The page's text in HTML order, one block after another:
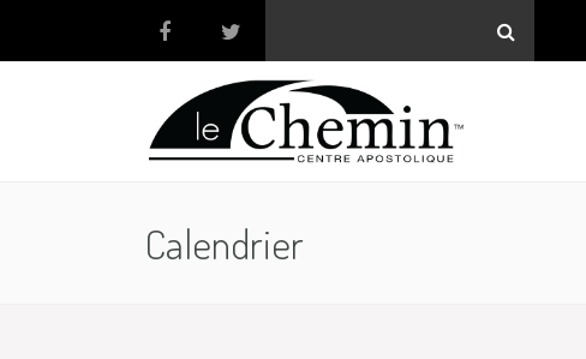
Calendrier